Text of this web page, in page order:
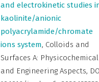
and electrokinetic studies
kaolinite/anionic
polyacrylamide/chromate
ions system, Colloids and
Surfaces A: Physicochemical
and Engineering Aspects,